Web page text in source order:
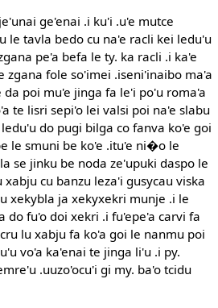
ge'enai .i ku'i .u'e mutce
le tavla bedo cu na'e racli kei ledu'u
pe'a befa le ty. ka racli .i ka'e
zgana fole so'imei .iseni'inaibo ma'a
poi mu'e jinga fa le'i po'u roma'a
te lisri sepi'o lei valsi poi na'e slabu
do pugi bilga co fanva ko'e goi
le smuni be ko'e .itu'e ni�o le
se jinku be noda ze'upuki daspo le
cu banzu leza'i gusycau viska
xekybla ja xekyxekri munje .i le
do fu'o doi xekri .i fu'epe'a carvi fa
lu xabju fa ko'a goi le nanmu poi
vo'a ka'enai te jinga li'u .i py.
.uuzo'ocu'i gi my. ba'o tcidu